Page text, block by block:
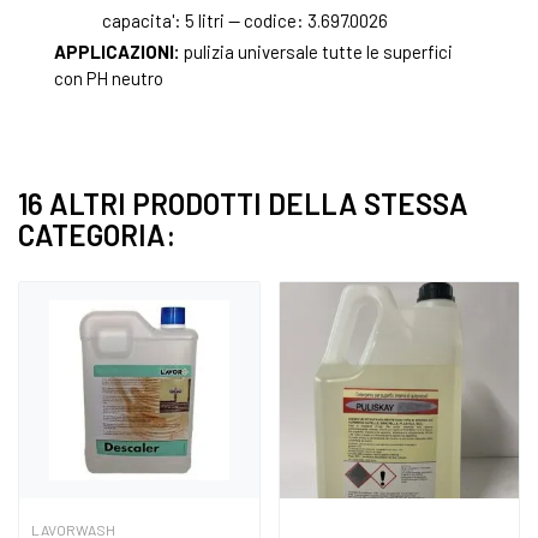
capacita': 5 litri — codice: 3.697.0026
APPLICAZIONI: pulizia universale tutte le superfici
con PH neutro
16 ALTRI PRODOTTI DELLA STESSA
CATEGORIA:
LAVORWASH